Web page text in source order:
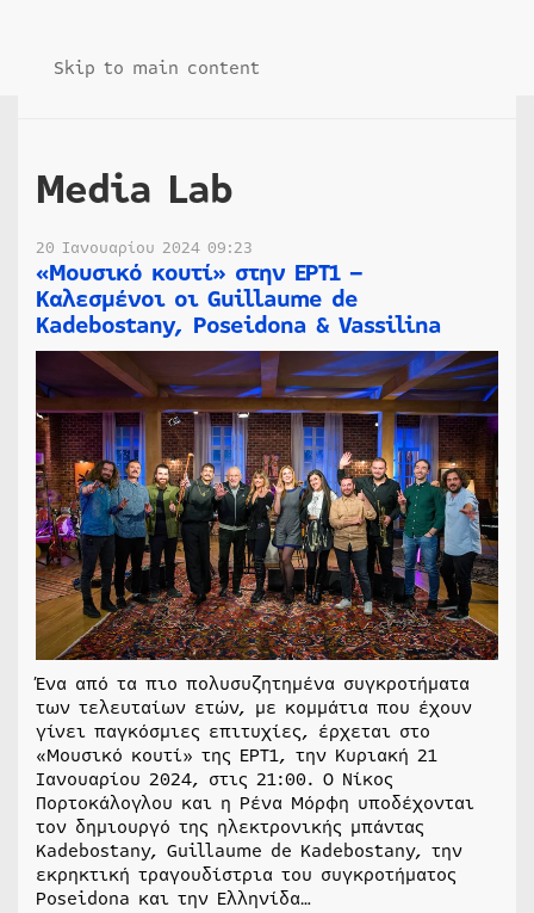
Skip to main content
Media Lab
20 Ιανουαρίου 2024 09:23
«Μουσικό κουτί» στην ΕΡΤ1 –
Καλεσμένοι οι Guillaume de
Kadebostany, Poseidona & Vassilina
Ένα από τα πιο πολυσυζητημένα συγκροτήματα
των τελευταίων ετών, με κομμάτια που έχουν
γίνει παγκόσμιες επιτυχίες, έρχεται στο
«Μουσικό κουτί» της ΕΡΤ1, την Κυριακή 21
Ιανουαρίου 2024, στις 21:00. Ο Νίκος
Πορτοκάλογλου και η Ρένα Μόρφη υποδέχονται
τον δημιουργό της ηλεκτρονικής μπάντας
Kadebostany, Guillaume de Kadebostany, την
εκρηκτική τραγουδίστρια του συγκροτήματος
Poseidona και την Ελληνίδα…